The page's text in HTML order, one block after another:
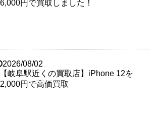
円で買取しました！
2026/08/02
【岐阜駅近くの買取店】iPhone 12を
円で高価買取